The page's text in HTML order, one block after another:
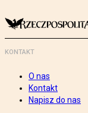
KONTAKT
O nas
Kontakt
Napisz do nas